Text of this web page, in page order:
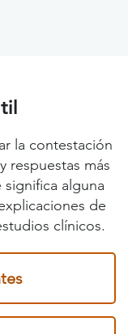
la contestación
respuestas más
alguna
de
clínicos.